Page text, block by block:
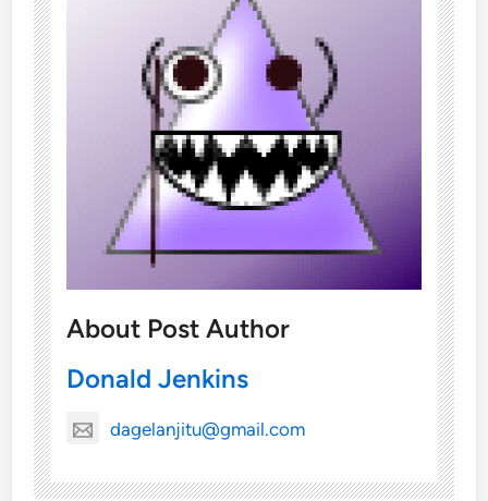
About Post Author
Donald Jenkins
dagelanjitu@gmail.com